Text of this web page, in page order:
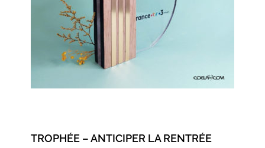
TROPHÉE – ANTICIPER LA RENTRÉE